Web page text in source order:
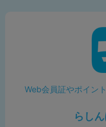
Web会員証やポイン
らし